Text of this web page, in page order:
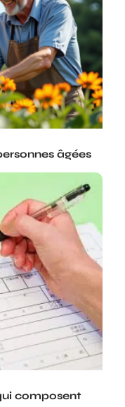
âgées
composent